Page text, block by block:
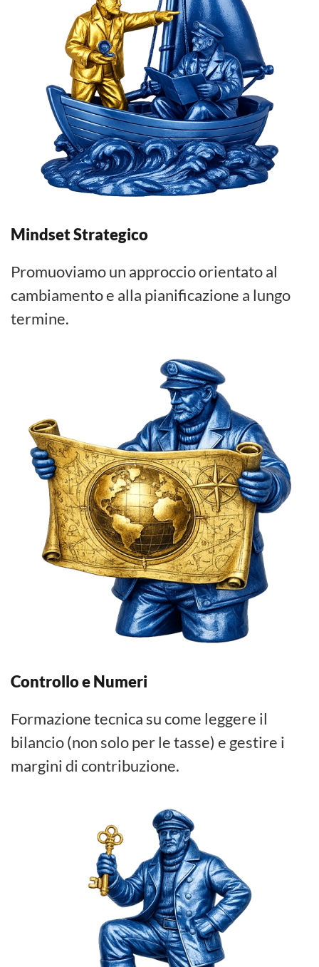
Mindset Strategico
Promuoviamo un approccio orientato al
cambiamento e alla pianificazione a lungo
termine.
Controllo e Numeri
Formazione tecnica su come leggere il
bilancio (non solo per le tasse) e gestire i
margini di contribuzione.